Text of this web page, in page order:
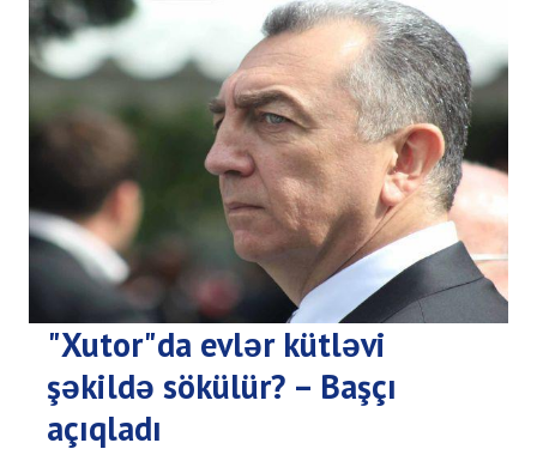
"Xutor"da evlər kütləvi
şəkildə sökülür? – Başçı
açıqladı